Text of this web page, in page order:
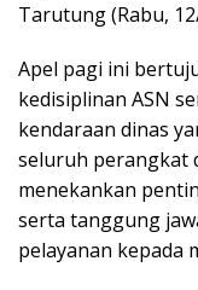
Tarutung (Rabu,
Apel pagi ini
kedisiplinan ASN
kendaraan dinas
seluruh perangkat
menekankan
serta tanggung
pelayanan kepada